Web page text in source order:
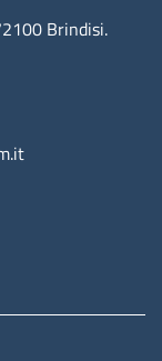
Brindisi.